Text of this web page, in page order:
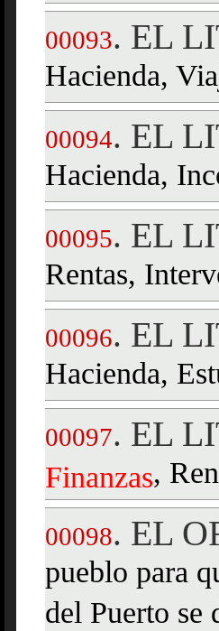
00093. EL
Hacienda,
00094. EL
Hacienda,
00095. EL
Rentas,
00096. EL
Hacienda,
00097. EL
Finanzas,
00098. EL
pueblo para
del Puerto